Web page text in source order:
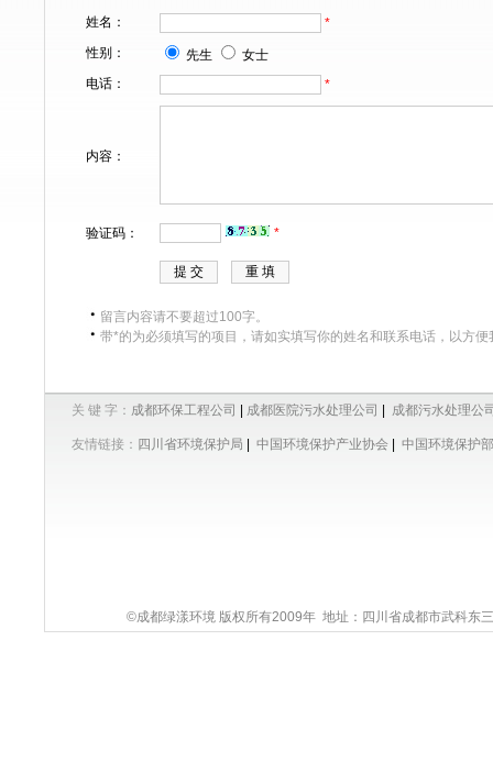
姓名：
*
性别：
先生
女士
电话：
*
内容：
验证码： *
留言内容请不要超过100字。
带*的为必须填写的项目，请如实填写你的姓名和联系电话，以方便
关 键 字： 成都环保工程公司 成都医院污水处理公司 成都污水处理公
友情链接： 四川省环境保护局 中国环境保护产业协会 中国环境保护部
©成都绿漾环境 版权所有2009年 地址：四川省成都市武科